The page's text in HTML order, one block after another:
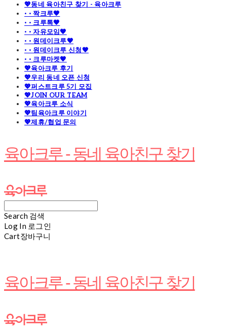
💖동네 육아친구 찾기 - 육아크루
· · 짝크루🧡
· · 크루톡🧡
· · 자유모임🧡
· · 원데이크루🧡
· · 원데이크루 신청🧡
· · 크루마켓🧡
💖육아크루 후기
💖우리 동네 오픈 신청
💖퍼스트크루 5기 모집
💖JOIN OUR TEAM
💖육아크루 소식
💖팀육아크루 이야기
💖제휴/협업 문의
육아크루 - 동네 육아친구 찾기
Search 검색
Log In 로그인
Cart장바구니
육아크루 - 동네 육아친구 찾기